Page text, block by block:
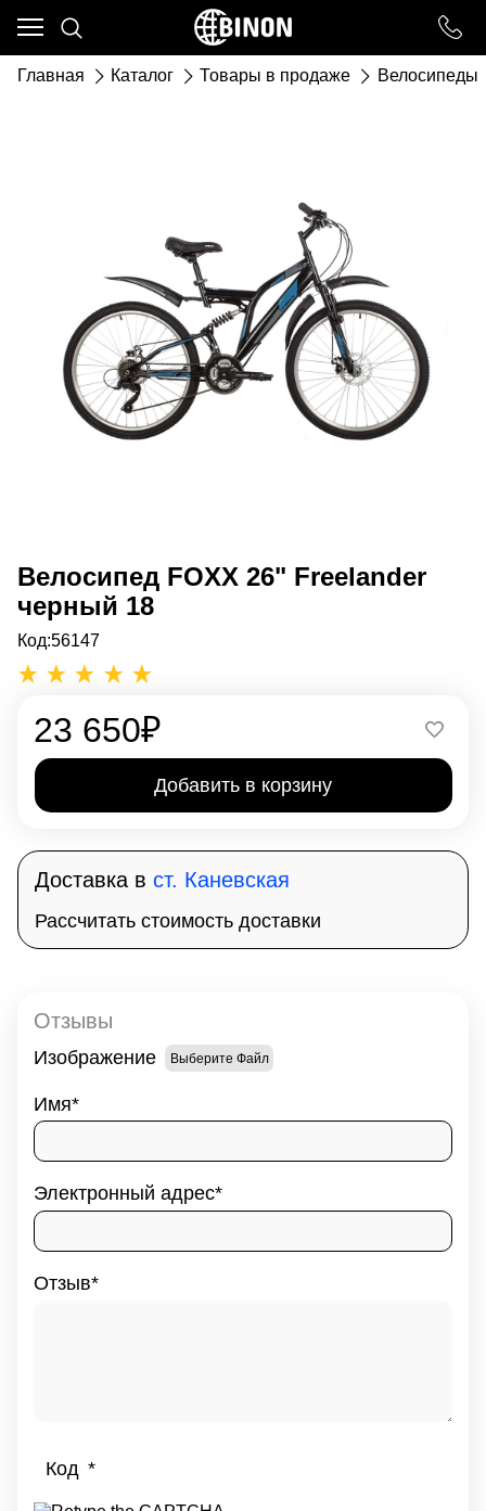
Главная Каталог Товары в продаже Велосипеды
Велосипед FOXX 26" Freelander
черный 18
Код:56147
23 650₽
Добавить в корзину
Доставка в ст. Каневская
Рассчитать стоимость доставки
Отзывы
Изображение Выберите Файл
Имя
Электронный адрес
Отзыв
Код
Ваш город - ст. Каневская,
угадали?
ДА НЕТ